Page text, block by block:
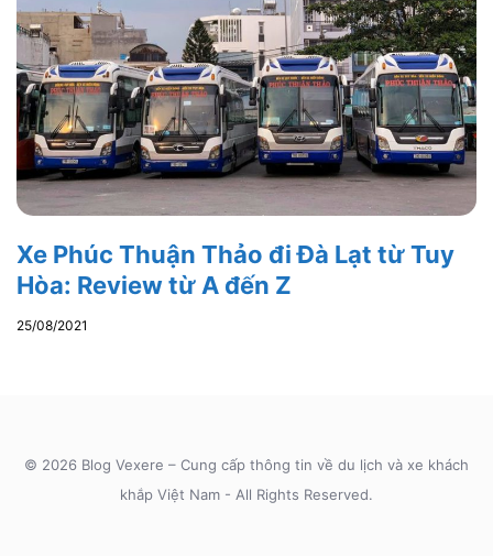
Xe Phúc Thuận Thảo đi Đà Lạt từ Tuy
Hòa: Review từ A đến Z
25/08/2021
© 2026 Blog Vexere – Cung cấp thông tin về du lịch và xe khách
khắp Việt Nam - All Rights Reserved.